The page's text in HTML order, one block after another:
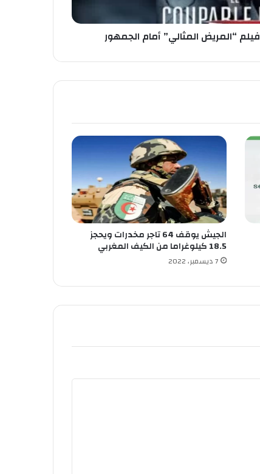
الجيش يوقف 64 تاجر مخدرات ويحجز
18.5 كيلوغراما من الكيف المغربي
7 ديسمبر، 2022